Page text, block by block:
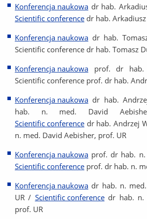
Konferencja naukowa dr hab.
Scientific conference dr hab.
Konferencja naukowa dr hab.
Scientific conference dr hab. Tomasz
Konferencja naukowa prof. dr hab.
Scientific conference prof. dr hab.
Konferencja naukowa dr hab.
hab. n. med. David
Scientific conference dr hab. Andrzej
n. med. David Aebisher, prof. UR
Konferencja naukowa prof. dr hab.
Scientific conference prof. dr hab. n.
Konferencja naukowa dr hab. n.
UR / Scientific conferencedr hab. n.
prof. UR